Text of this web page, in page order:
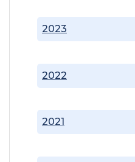
2021
2022
2023